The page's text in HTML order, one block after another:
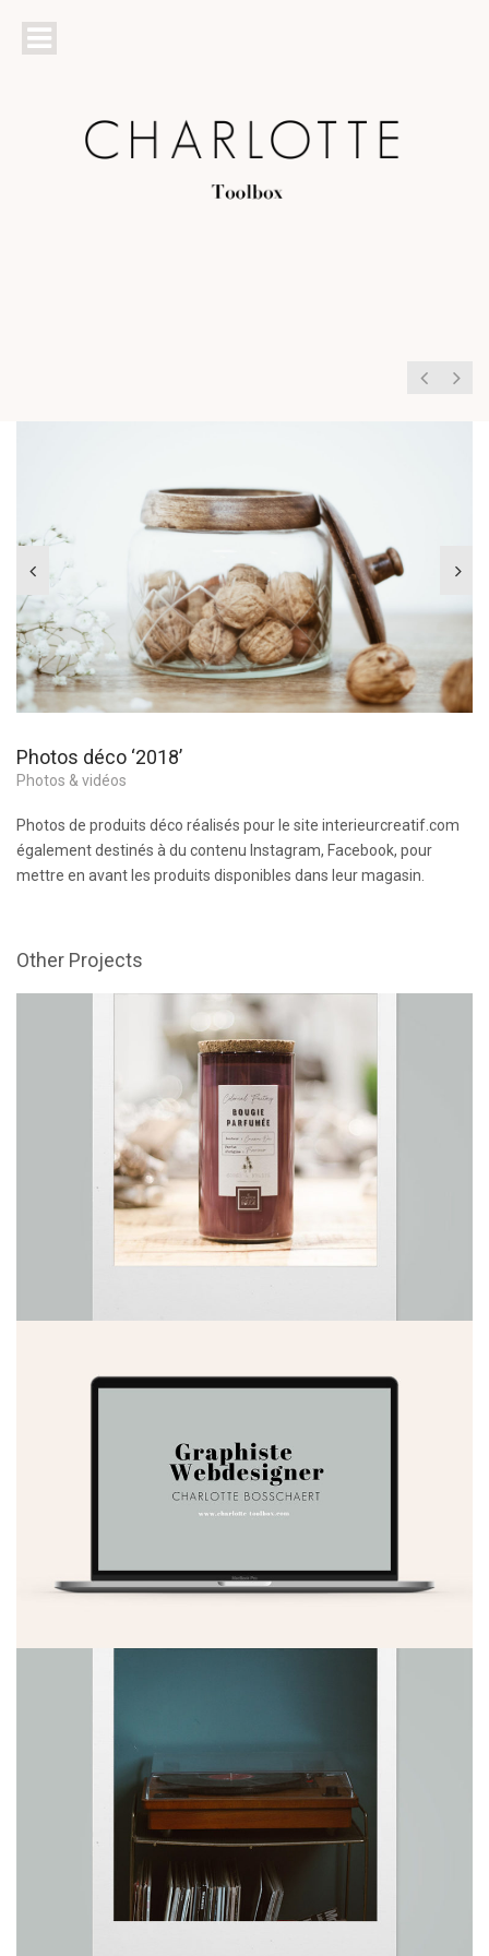
Photos déco ‘2018’
Photos & vidéos
Photos de produits déco réalisés pour le site interieurcreatif.com
également destinés à du contenu Instagram, Facebook, pour
mettre en avant les produits disponibles dans leur magasin.
Other Projects